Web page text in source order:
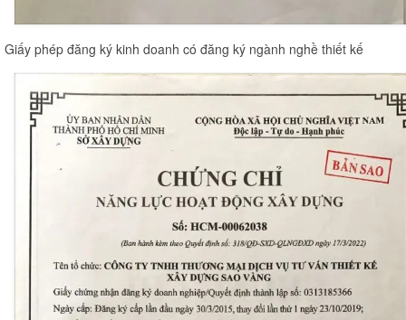
Giấy phép đăng ký kinh doanh có đăng ký ngành nghề thiết kế